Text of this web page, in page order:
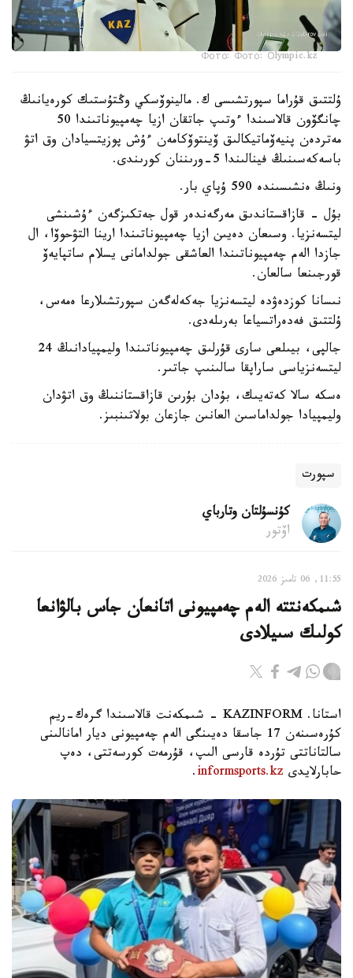
Фото: Фото: Оlympic.kz
ۇلتتىق قۇراما سپورتشىسى ك. مالينوۆسكي وڭتۇستىك كورەيانىڭ
چانگۆون قالاسىندا ءوتىپ جاتقان ازيا چەمپيوناتىندا 50
مەتردەن پنيەۆماتيكالىق ۆينتوۆكامەن ءۇش پوزيتسيادان وق اتۋ
باسەكەسىنىڭ فينالىندا 5-ورىننان كورىندى.
ونىڭ ەنشىسىندە 590 ۇپاي بار.
بۇل - قازاقستاندىق مەرگەندەر قول جەتكىزگەن ءۇشىنشى
ليتسەنزيا. وسىعان دەيىن ازيا چەمپيوناتىندا ارينا التۋحوۆا، ال
جازدا الەم چەمپيوناتىندا العاشقى جولدامانى يسلام ساتپايەۆ
قورجىنعا سالعان.
نىسانا كوزدەۋدە ليتسەنزيا جەكەلەگەن سپورتشىلارعا ەمەس،
ۇلتتىق فەدەراتسياعا بەرىلەدى.
جالپى، بيىلعى سارى قۇرلىق چەمپيوناتىندا وليمپيادانىڭ 24
ليتسەنزياسى ساراپقا سالىنىپ جاتىر.
ەسكە سالا كەتەيىك، بۇدان بۇرىن قازاقستاننىڭ وق اتۋدان
وليمپيادا جولداماسىن العانىن جازعان بولاتىنبىز.
سپورت
كۇنسۇلتان وتارباي
اۆتور
11:55, 06 تامىز 2026
شىمكەنتتە الەم چەمپيونى اتانعان جاس بالۋانعا
كولىك سىيلادى
استانا. KAZINFORM - شىمكەنت قالاسىندا گرەك-ريم
كۇرەسىنەن 17 جاسقا دەيىنگى الەم چەمپيونى ديار امانالىنى
سالتاناتتى تۇردە قارسى الىپ، قۇرمەت كورسەتتى، دەپ
حابارلايدى informsports.kz
.